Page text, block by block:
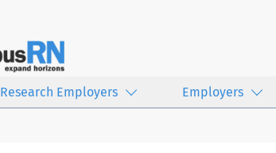
Research Employers Employers